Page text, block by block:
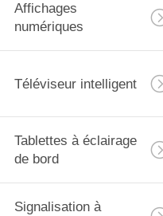
Affichages
numériques
Téléviseur intelligent
Tablettes à éclairage
de bord
Signalisation à